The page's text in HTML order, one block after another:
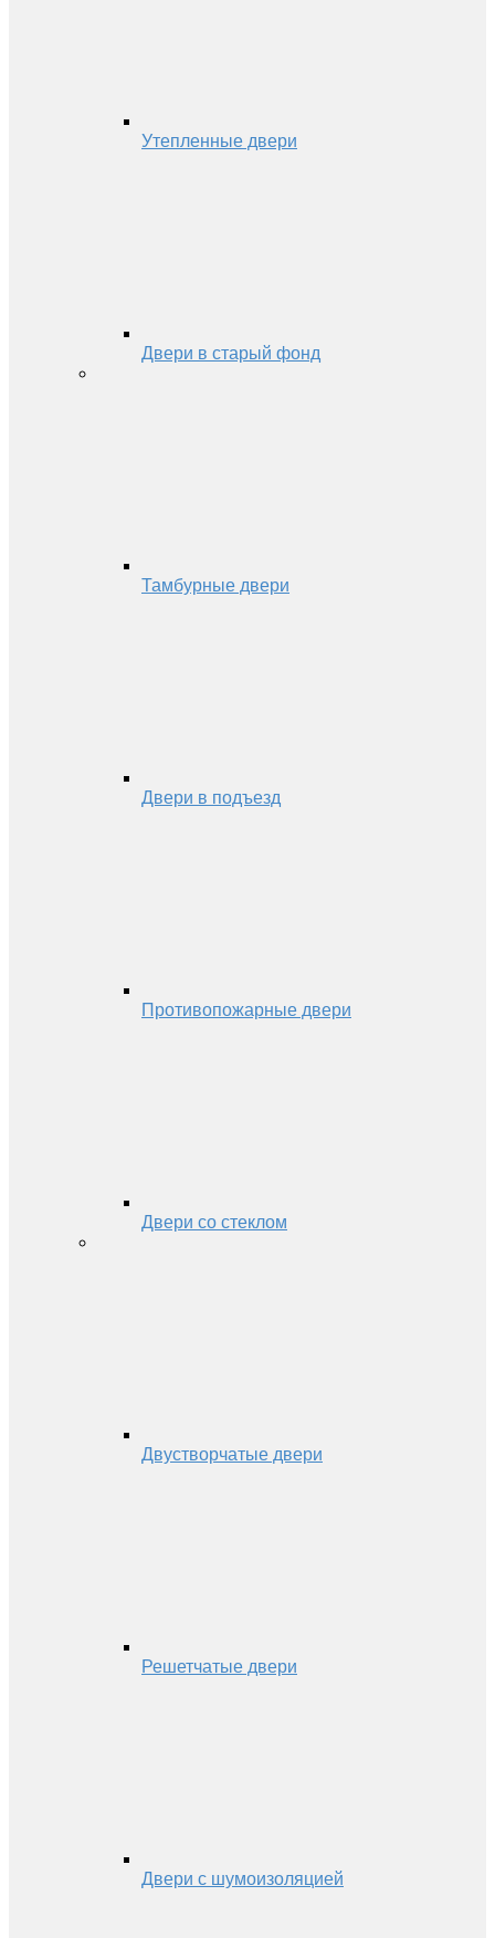
Утепленные двери
Двери в старый фонд
Тамбурные двери
Двери в подъезд
Противопожарные двери
Двери со стеклом
Двустворчатые двери
Решетчатые двери
Двери с шумоизоляцией